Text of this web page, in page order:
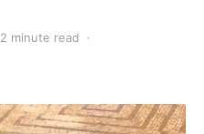
2 minute read